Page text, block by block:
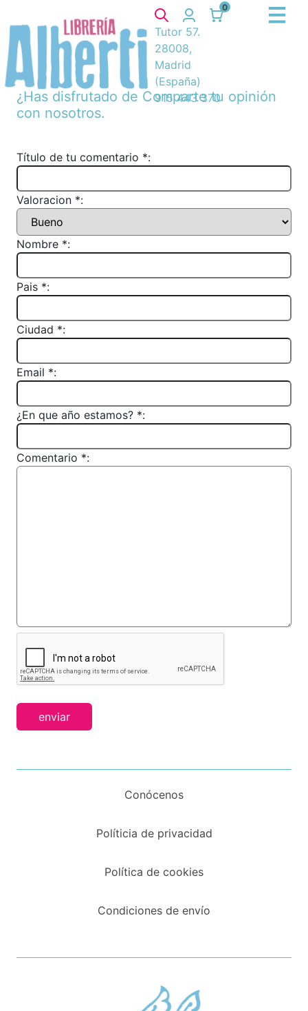
0
Tutor 57.
28008,
Madrid
(España)
915 443 370
¿Has disfrutado de Comparte tu opinión
con nosotros.
Título de tu comentario *:
Valoracion *:
Nombre *:
Pais *:
Ciudad *:
Email *:
¿En que año estamos? *:
Comentario *:
enviar
Conócenos
Políticia de privacidad
Política de cookies
Condiciones de envío